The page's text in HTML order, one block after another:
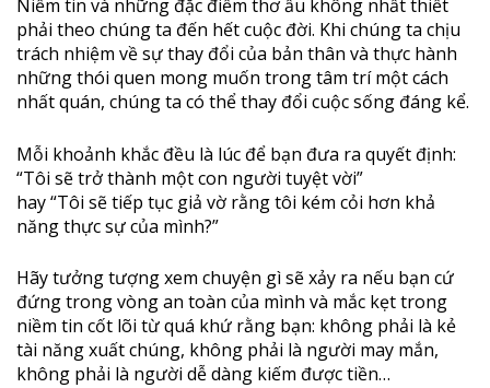
Niềm tin và những đặc điểm thơ ấu không nhất thiết
phải theo chúng ta đến hết cuộc đời. Khi chúng ta chịu
trách nhiệm về sự thay đổi của bản thân và thực hành
những thói quen mong muốn trong tâm trí một cách
nhất quán, chúng ta có thể thay đổi cuộc sống đáng kể.
Mỗi khoảnh khắc đều là lúc để bạn đưa ra quyết định:
“Tôi sẽ trở thành một con người tuyệt vời”
hay “Tôi sẽ tiếp tục giả vờ rằng tôi kém cỏi hơn khả
năng thực sự của mình?”
Hãy tưởng tượng xem chuyện gì sẽ xảy ra nếu bạn cứ
đứng trong vòng an toàn của mình và mắc kẹt trong
niềm tin cốt lõi từ quá khứ rằng bạn: không phải là kẻ
tài năng xuất chúng, không phải là người may mắn,
không phải là người dễ dàng kiếm được tiền…